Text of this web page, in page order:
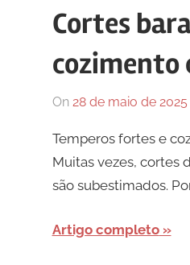
Cortes
cozimento
On 28 de maio de 2025
Temperos fortes e
Muitas vezes, cortes
são subestimados.
Artigo completo